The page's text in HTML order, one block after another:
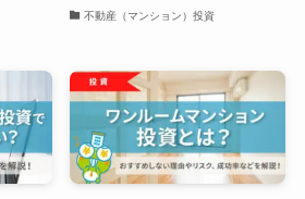
不動産（マンション）投資